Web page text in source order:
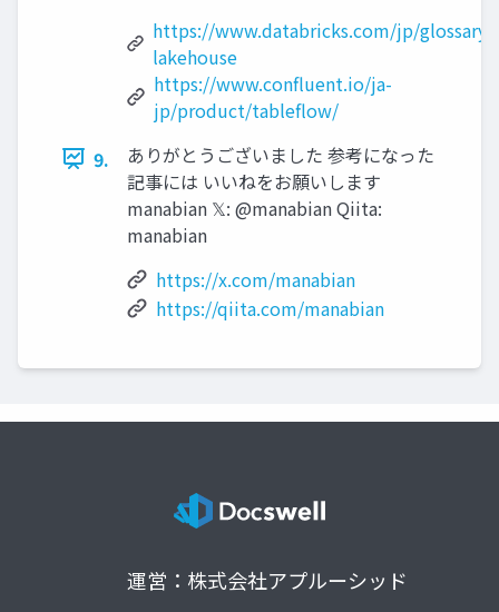
https://www.databricks.com/jp/glossary/
lakehouse
https://www.confluent.io/ja-
jp/product/tableflow/
9.
ありがとうございました 参考になった
記事には いいねをお願いします
manabian 𝕏: @manabian Qiita:
manabian
https://x.com/manabian
https://qiita.com/manabian
運営：株式会社アプルーシッド